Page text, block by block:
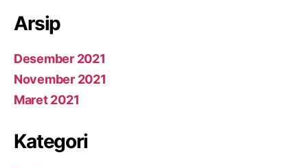
Arsip
Desember 2021
November 2021
Maret 2021
Kategori